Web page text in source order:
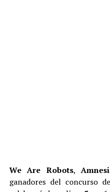
We Are Robots,
ganadores del concurso